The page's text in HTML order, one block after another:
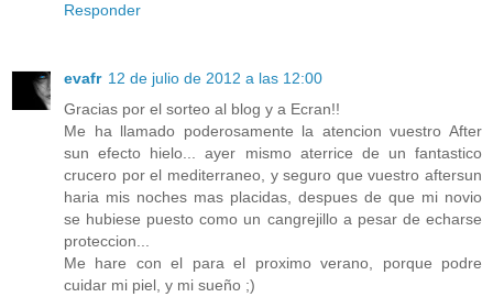
Responder
evafr 12 de julio de 2012 a las 12:00
Gracias por el sorteo al blog y a Ecran!!
Me ha llamado poderosamente la atencion vuestro After
sun efecto hielo... ayer mismo aterrice de un fantastico
crucero por el mediterraneo, y seguro que vuestro aftersun
haria mis noches mas placidas, despues de que mi novio
se hubiese puesto como un cangrejillo a pesar de echarse
proteccion...
Me hare con el para el proximo verano, porque podre
cuidar mi piel, y mi sueño ;)